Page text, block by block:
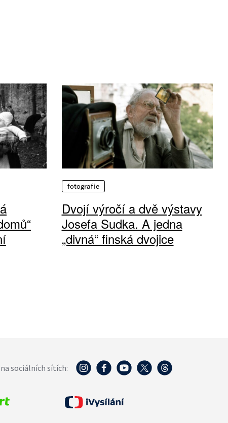
fotografie
Dvojí výročí a dvě výstavy
Josefa Sudka. A jedna
„divná“ finská dvojice
sociálních sítích: